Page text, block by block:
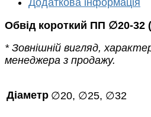
Додаткова інформація
Обвід короткий ПП ∅20-32
* Зовнішній вигляд,
менеджера з продажу.
Діаметр ∅20, ∅25, ∅32